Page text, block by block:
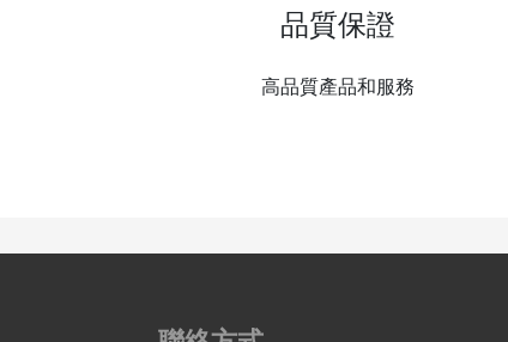
品質保證
高品質產品和服務